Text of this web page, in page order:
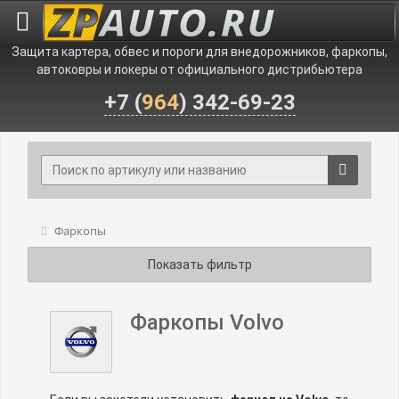
Защита картера, обвес и пороги для внедорожников, фаркопы,
автоковры и локеры от официального дистрибьютера
+7 (964) 342-69-23
Фаркопы
Показать фильтр
Фаркопы Volvo